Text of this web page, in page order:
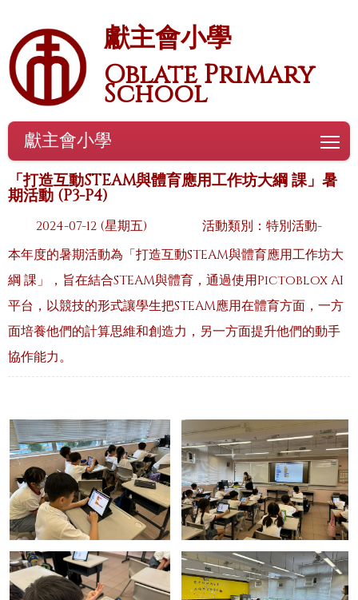
獻主會小學
Oblate Primary
School
獻主會小學
「打造互動STEAM與體育應用工作坊大綱 課」暑
期活動 (P3-P4)
2024-07-12 (星期五)
活動類別：特別活動-
本年度的暑期活動為「打造互動STEAM與體育應用工作坊大
綱 課」，旨在結合STEAM與體育，通過使用Pictoblox AI
平台，以競技的形式讓學生把STEAM應用在體育方面，一方
面培養他們的計算思維和創造力，另一方面提升他們的動手
協作能力。